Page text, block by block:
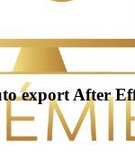
export After